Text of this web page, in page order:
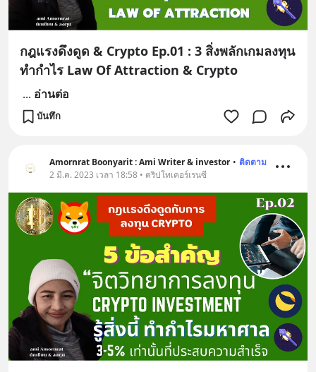
กฎแรงดึงดูด & Crypto Ep.01 : 3 สิ่งพลักเกมลงทุน
ทำกำไร Law Of Attraction & Crypto
... อ่านต่อ
บันทึก
Amornrat Boonyarit : Ami Writer & investor • ติดตาม
2 มี.ค. 2023 เวลา 18:58 • คริปโทเคอร์เรนซี